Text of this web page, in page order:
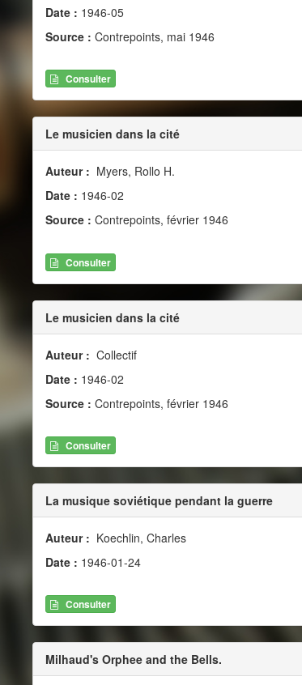
Date : 1946-05
Source : Contrepoints, mai 1946
Consulter
Le musicien dans la cité
Auteur : Myers, Rollo H.
Date : 1946-02
Source : Contrepoints, février 1946
Consulter
Le musicien dans la cité
Auteur : Collectif
Date : 1946-02
Source : Contrepoints, février 1946
Consulter
La musique soviétique pendant la guerre
Auteur : Koechlin, Charles
Date : 1946-01-24
Consulter
Milhaud's Orphee and the Bells.